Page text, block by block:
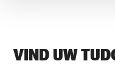
VIND UW